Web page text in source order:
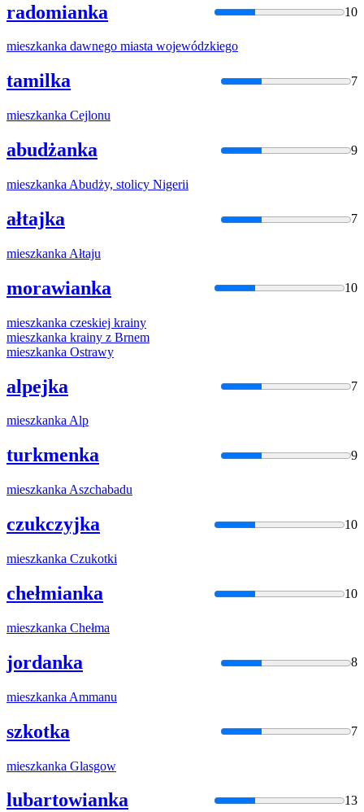
radomianka 10
mieszkanka dawnego miasta wojewódzkiego
tamilka 7
mieszkanka Cejlonu
abudżanka 9
mieszkanka Abudży, stolicy Nigerii
ałtajka 7
mieszkanka Ałtaju
morawianka 10
mieszkanka czeskiej krainy
mieszkanka krainy z Brnem
mieszkanka Ostrawy
alpejka 7
mieszkankaAlp
turkmenka 9
mieszkanka Aszchabadu
czukczyjka 10
mieszkanka Czukotki
chełmianka 10
mieszkanka Chełma
jordanka 8
mieszkanka Ammanu
szkotka 7
mieszkanka Glasgow
lubartowianka 13